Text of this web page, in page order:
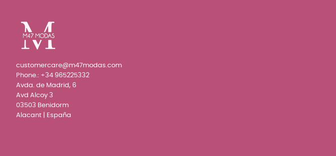
customercare@m47modas.com
Phone.: +34 965225332
Avda. de Madrid, 6
Avd Alcoy 3
03503 Benidorm
Alacant | España